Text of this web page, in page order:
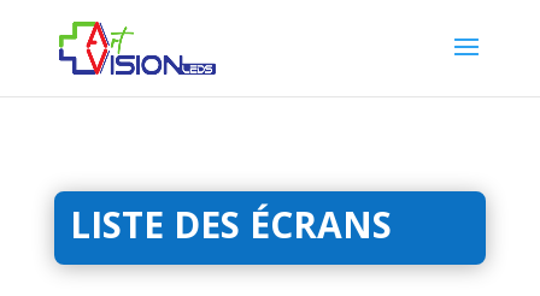
LISTE DES ÉCRANS